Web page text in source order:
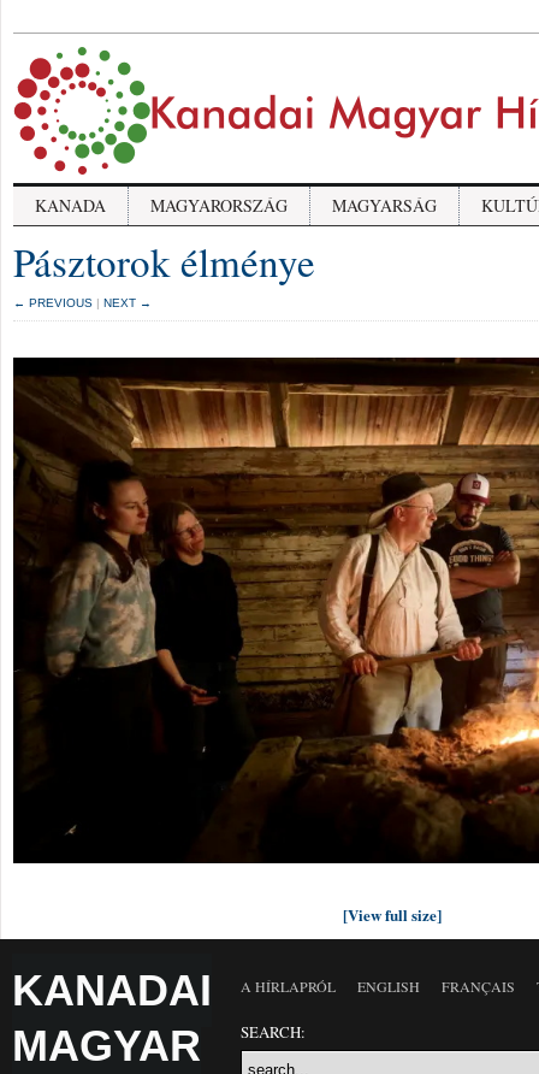
KANADA MAGYARORSZÁG MAGYARSÁG
Pásztorok élménye
← PREVIOUS | NEXT →
[View full size]
KANADAI
MAGYAR
A HÍRLAPRÓL ENGLISH FRANÇAIS
SEARCH: